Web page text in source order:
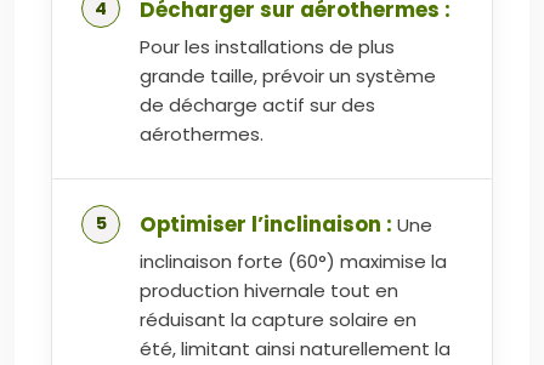
Décharger sur aérothermes :
Pour les installations de plus
grande taille, prévoir un système
de décharge actif sur des
aérothermes.
Optimiser l’inclinaison : Une
inclinaison forte (60°) maximise la
production hivernale tout en
réduisant la capture solaire en
été, limitant ainsi naturellement la